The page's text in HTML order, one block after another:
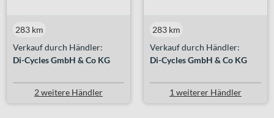
Verkauf durch Händler:
Di-Cycles GmbH & Co KG
283 km
2 weitere Händler
Verkauf durch Händler:
Di-Cycles GmbH & Co KG
283 km
1 weiterer Händler